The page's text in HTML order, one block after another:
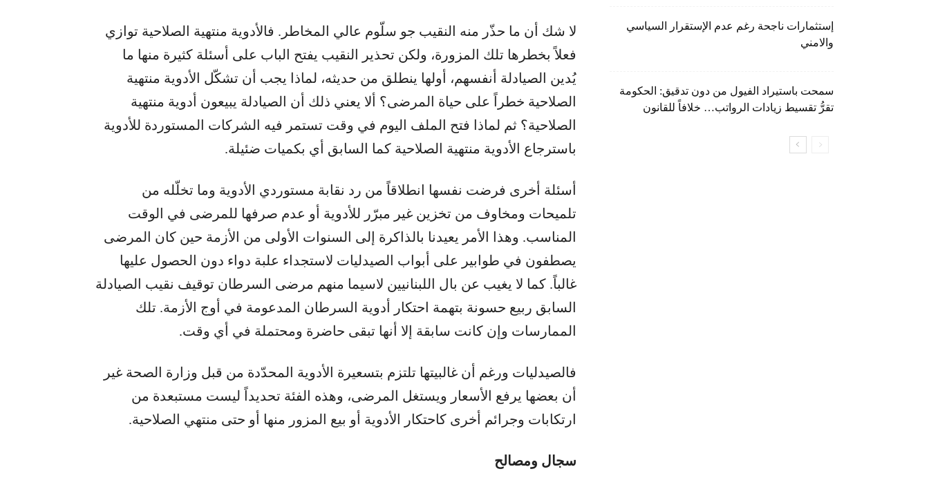
لا شك أن ما حذّر منه النقيب جو سلّوم عالي المخاطر. فالأدوية منتهية الصلاحية توازي
فعلاً بخطرها تلك المزورة، ولكن تحذير النقيب يفتح الباب على أسئلة كثيرة منها ما
يُدين الصيادلة أنفسهم، أولها ينطلق من حديثه، لماذا يجب أن تشكّل الأدوية منتهية
الصلاحية خطراً على حياة المرضى؟ ألا يعني ذلك أن الصيادلة يبيعون أدوية منتهية
الصلاحية؟ ثم لماذا فتح الملف اليوم في وقت تستمر فيه الشركات المستوردة للأدوية
باسترجاع الأدوية منتهية الصلاحية كما السابق أي بكميات ضئيلة.
أسئلة أخرى فرضت نفسها انطلاقاً من رد نقابة مستوردي الأدوية وما تخلّله من
تلميحات ومخاوف من تخزين غير مبرّر للأدوية أو عدم صرفها للمرضى في الوقت
المناسب. وهذا الأمر يعيدنا بالذاكرة إلى السنوات الأولى من الأزمة حين كان المرضى
يصطفون في طوابير على أبواب الصيدليات لاستجداء علبة دواء دون الحصول عليها
غالباً. كما لا يغيب عن بال اللبنانيين لاسيما منهم مرضى السرطان توقيف نقيب الصيادلة
السابق ربيع حسونة بتهمة احتكار أدوية السرطان المدعومة في أوج الأزمة. تلك
الممارسات وإن كانت سابقة إلا أنها تبقى حاضرة ومحتملة في أي وقت.
فالصيدليات ورغم أن غالبيتها تلتزم بتسعيرة الأدوية المحدّدة من قبل وزارة الصحة غير
أن بعضها يرفع الأسعار ويستغل المرضى، وهذه الفئة تحديداً ليست مستبعدة من
ارتكابات وجرائم أخرى كاحتكار الأدوية أو بيع المزور منها أو حتى منتهي الصلاحية.
سجال ومصالح
إستثمارات ناجحة رغم عدم الإستقرار السياسي
والامني
سمحت باستيراد الفيول من دون تدقيق: الحكومة
تقرُّ تقسيط زيادات الرواتب… خلافاً للقانون